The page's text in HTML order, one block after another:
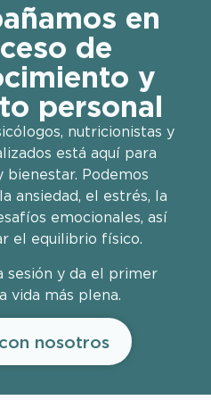
en
de
y
personal
nutricionistas y
está aquí para
bienestar. Podemos
ansiedad, el estrés, la
emocionales, así
el equilibrio físico.
sesión y da el primer
vida más plena.
nosotros